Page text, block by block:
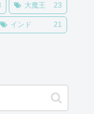
大魔王 23
インド 21